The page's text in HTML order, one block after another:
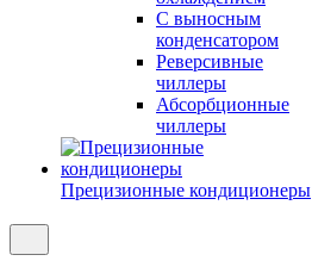
С выносным
конденсатором
Реверсивные
чиллеры
Абсорбционные
чиллеры
Прецизионные кондиционеры